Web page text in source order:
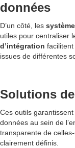
données
D’un côté, les
utiles pour centraliser
d’intégration
issues de différentes
Solutions
Ces outils
données au sein de
transparente de
clairement définis.